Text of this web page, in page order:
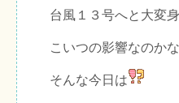
台風１３号へと大変身
こいつの影響なのか
そんな今日は